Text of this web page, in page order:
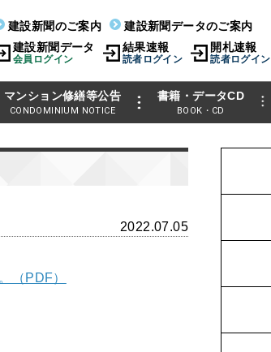
建設新聞のご案内
建設新聞データのご案内
建設新聞データ
会員ログイン
結果速報
読者ログイン
開札速報
読者ログイン
マンション修繕等公告
CONDOMINIUM NOTICE
書籍・データCD
BOOK・CD
2022.07.05
（PDF）